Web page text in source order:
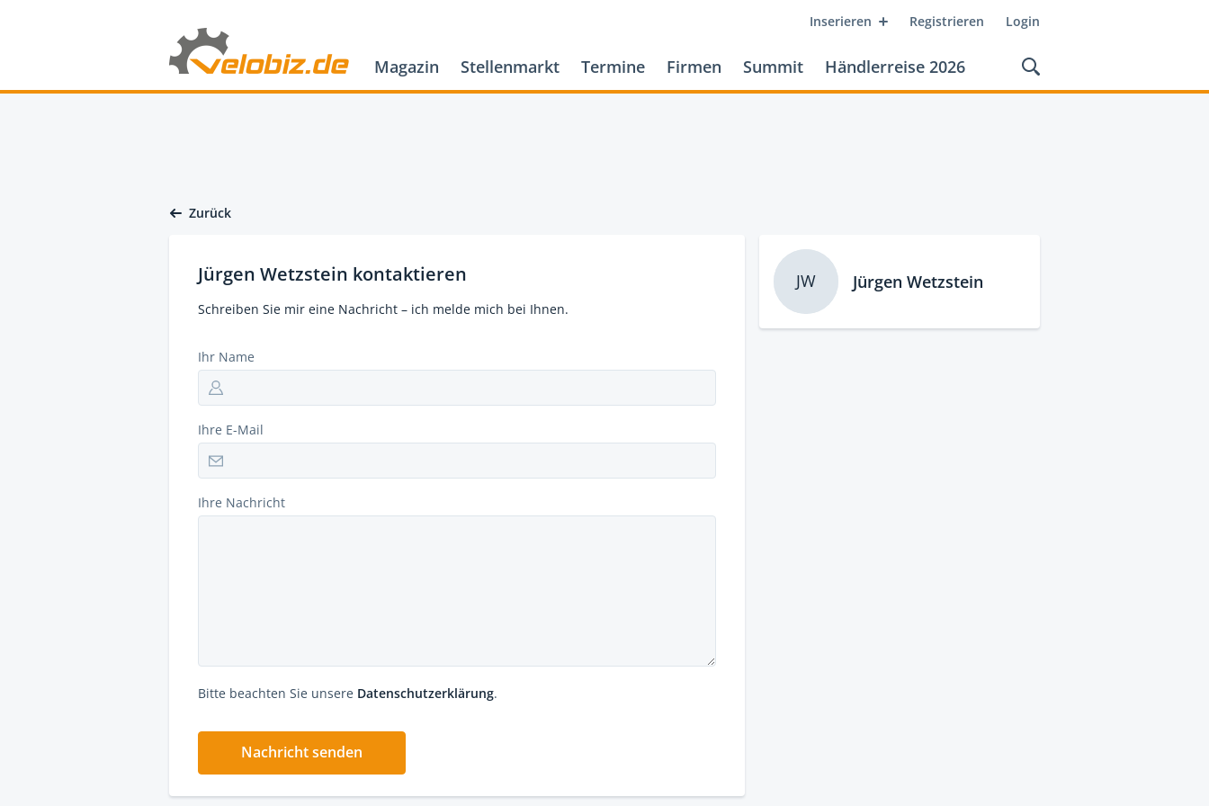
Inserieren Registrieren Login
Magazin Stellenmarkt Termine Firmen Summit Händlerreise 2026
Zurück
Jürgen Wetzstein kontaktieren
Schreiben Sie mir eine Nachricht – ich melde mich bei Ihnen.
Ihr Name
Ihre E-Mail
Ihre Nachricht
Bitte beachten Sie unsere Datenschutzerklärung.
Nachricht senden
JW Jürgen Wetzstein